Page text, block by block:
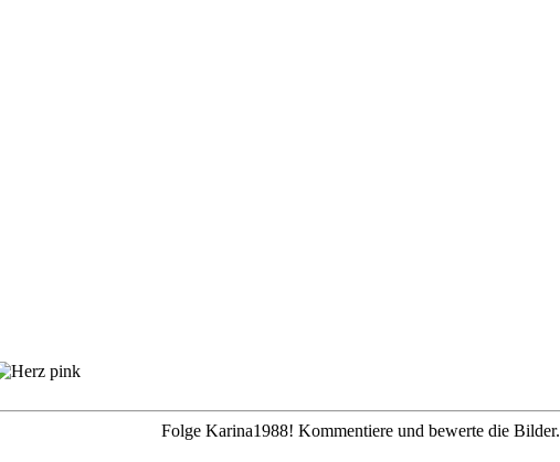
Folge Karina1988! Kommentiere und bewerte die Bilder.